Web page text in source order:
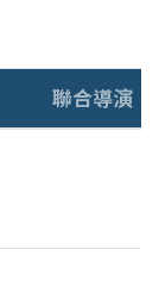
聯合導演